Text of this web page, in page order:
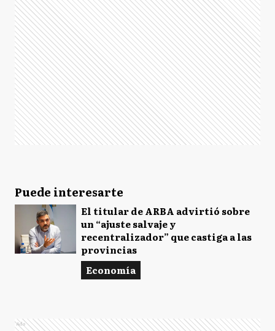
Puede interesarte
El titular de ARBA advirtió sobre
un “ajuste salvaje y
recentralizador” que castiga a las
provincias
Economía
Ads